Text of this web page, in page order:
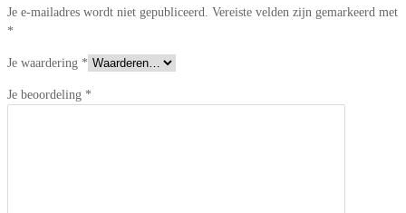
Je e-mailadres wordt niet gepubliceerd. Vereiste velden zijn gemarkeerd met
*
Je waardering *
Je beoordeling *